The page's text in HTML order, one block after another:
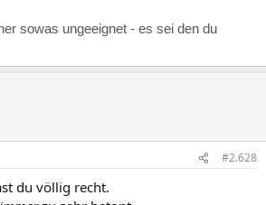
sowas ungeeignet - es sei den du
#2.628
du völlig recht.